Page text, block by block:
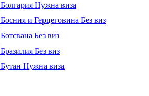
Болгария Нужна виза
Босния и Герцеговина Без виз
Ботсвана Без виз
Бразилия Без виз
Бутан Нужна виза